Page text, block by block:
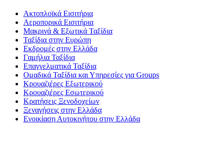
Ακτοπλοϊκά Εισιτήρια
Αεροπορικά Εισιτήρια
Μακρινά & Εξωτικά Ταξίδια
Ταξίδια στην Ευρώπη
Εκδρομές στην Ελλάδα
Γαμήλια Ταξίδια
Επαγγελματικά Ταξίδια
Ομαδικά Ταξίδια και Υπηρεσίες για Groups
Κρουαζιέρες Εξωτερικού
Κρουαζιέρες Εσωτερικού
Κρατήσεις Ξενοδοχείων
Ξεναγήσεις στην Ελλάδα
Ενοικίαση Αυτοκινήτου στην Ελλάδα